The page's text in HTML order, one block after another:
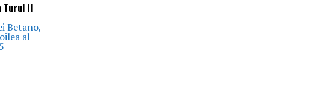
Turul II
Betano,
al